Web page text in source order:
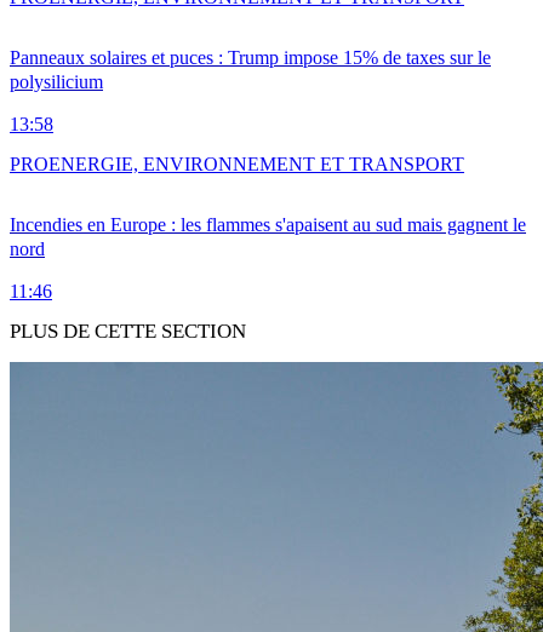
Panneaux solaires et puces : Trump impose 15% de taxes sur le
polysilicium
13:58
Incendies en Europe : les flammes s'apaisent au sud mais gagnent le
nord
11:46
PROENERGIE, ENVIRONNEMENT ET TRANSPORT
PLUS DE CETTE SECTION